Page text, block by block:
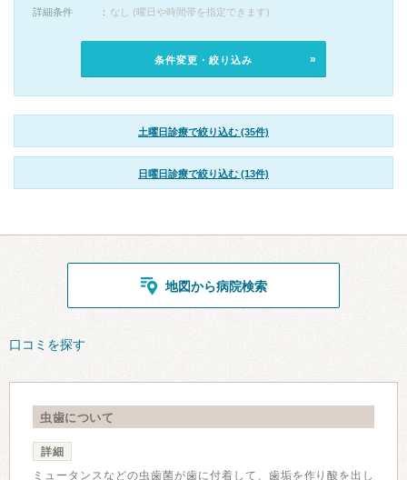
詳細条件
なし (曜日や時間帯を指定できます)
条件変更・絞り込み
土曜日診療で絞り込む (35件)
日曜日診療で絞り込む (13件)
地図から病院検索
口コミを探す
虫歯について
詳細
ミュータンスなどの虫歯菌が歯に付着して、歯垢を作り酸を出し